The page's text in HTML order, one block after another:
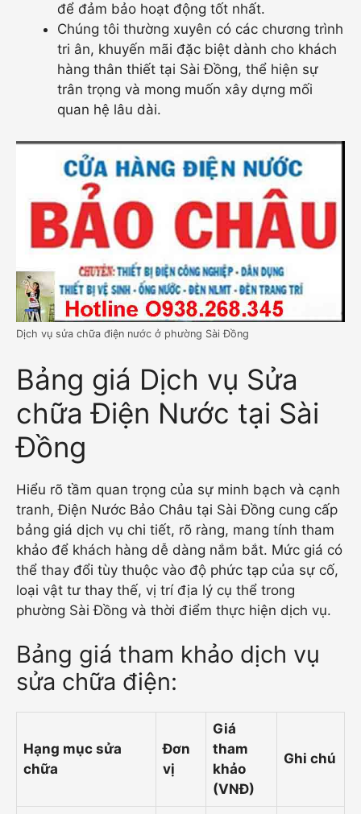
để đảm bảo hoạt động tốt nhất.
Chúng tôi thường xuyên có các chương trình
tri ân, khuyến mãi đặc biệt dành cho khách
hàng thân thiết tại Sài Đồng, thể hiện sự
trân trọng và mong muốn xây dựng mối
quan hệ lâu dài.
Dịch vụ sửa chữa điện nước ở phường Sài Đồng
Bảng giá Dịch vụ Sửa
chữa Điện Nước tại Sài
Đồng
Hiểu rõ tầm quan trọng của sự minh bạch và cạnh
tranh, Điện Nước Bảo Châu tại Sài Đồng cung cấp
bảng giá dịch vụ chi tiết, rõ ràng, mang tính tham
khảo để khách hàng dễ dàng nắm bắt. Mức giá có
thể thay đổi tùy thuộc vào độ phức tạp của sự cố,
loại vật tư thay thế, vị trí địa lý cụ thể trong
phường Sài Đồng và thời điểm thực hiện dịch vụ.
Bảng giá tham khảo dịch vụ
sửa chữa điện:
Hạng mục sửa
chữa
Đơn
vị
Giá
tham
khảo
(VNĐ)
Ghi chú